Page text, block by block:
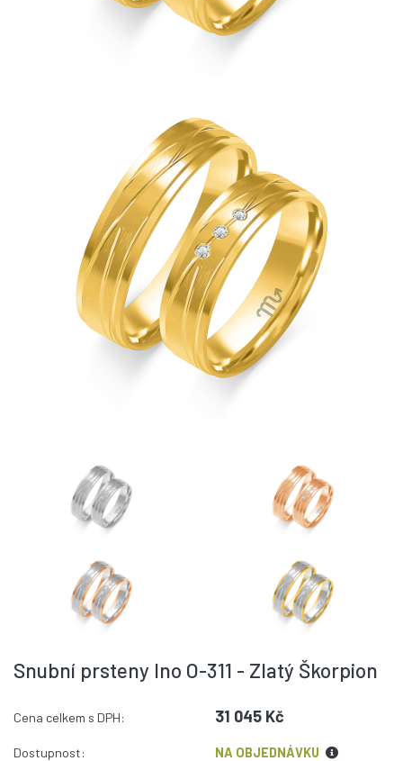
Snubní prsteny Ino O-311 - Zlatý Škorpion
Cena celkem s DPH: 31 045 Kč
Dostupnost: NA OBJEDNÁVKU